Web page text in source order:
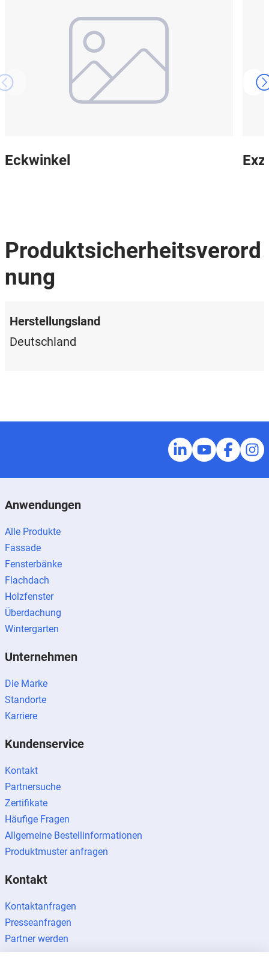
Eckwinkel
Produktsicherheitsverord
nung
Herstellungsland
Deutschland
Anwendungen
Alle Produkte
Fassade
Fensterbänke
Flachdach
Holzfenster
Überdachung
Wintergarten
Unternehmen
Die Marke
Standorte
Karriere
Kundenservice
Kontakt
Partnersuche
Zertifikate
Häufige Fragen
Allgemeine Bestellinformationen
Produktmuster anfragen
Kontakt
Kontaktanfragen
Presseanfragen
Partner werden